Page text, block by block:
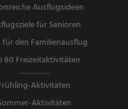
Ausflugsideen
für Senioren
für den Familienausflug
80 Freizeitaktivitäten
Aktivitäten
Aktivitäten